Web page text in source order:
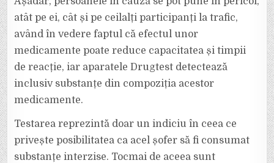
atât pe ei, cât și pe ceilalți participanți la trafic,
având în vedere faptul că efectul unor
medicamente poate reduce capacitatea și timpii
de reacție, iar aparatele Drugtest detectează
inclusiv substanțe din compoziția acestor
medicamente.
Testarea reprezintă doar un indiciu în ceea ce
privește posibilitatea ca acel șofer să fi consumat
substanțe interzise. Tocmai de aceea sunt